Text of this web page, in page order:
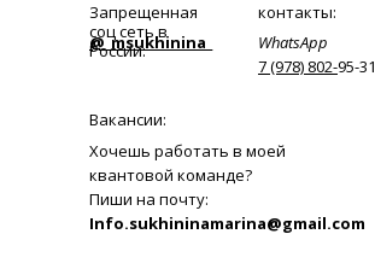
Запрещенная
соц сеть в
России:
@_msukhinina_
контакты:
WhatsApp
7 (978) 802-95-31
Вакансии:
Хочешь работать в моей
квантовой команде?
Пиши на почту:
Info.sukhininamarina@gmail.com